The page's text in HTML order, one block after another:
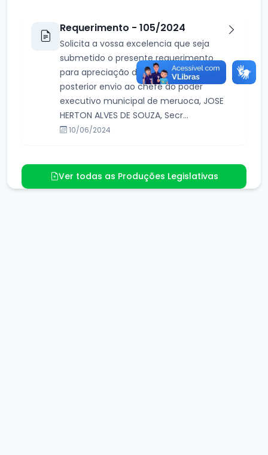
Requerimento - 105/2024
Solicita a vossa excelencia que seja
submetido o presente requerimento
para apreciação do plenário, e
posterior envio ao chefe do poder
executivo municipal de meruoca, JOSE
HERTON ALVES DE SOUZA, Secr...
10/06/2024
Ver todas as Produções Legislativas